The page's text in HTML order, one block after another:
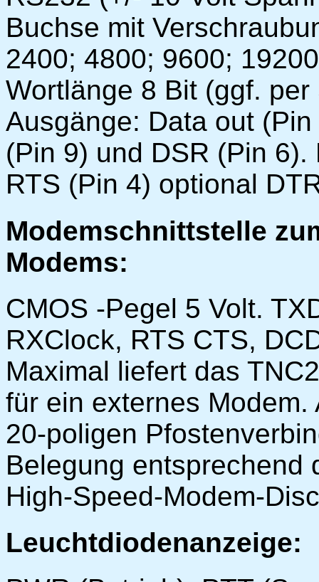
Buchse mit
2400; 4800; 9600;
Wortlänge 8 Bit (ggf.
Ausgänge: Data out
(Pin 9) und DSR (Pin
RTS (Pin 4) optional
Modemschnittstelle
Modems:
CMOS -Pegel 5 Volt.
RXClock, RTS CTS,
Maximal liefert das
für ein externes
20-poligen
Belegung entsprechend
High-Speed-Modem-
Leuchtdiodenanzeige: